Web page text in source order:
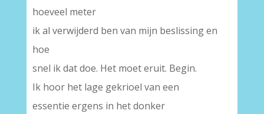
hoeveel meter
ik al verwijderd ben van mijn beslissing en
hoe
snel ik dat doe. Het moet eruit. Begin.
Ik hoor het lage gekrioel van een
essentie ergens in het donker